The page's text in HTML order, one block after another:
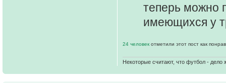
теперь можно
имеющихся у
24 человек отметили этот пост как
Некоторые считают, что футбол -